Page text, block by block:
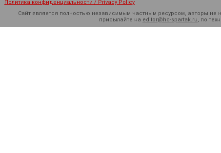
Политика конфиденциальности / Privacy Policy
Сайт является полностью независимым частным ресурсом, авторы не
присылайте на editor@hc-spartak.ru, по